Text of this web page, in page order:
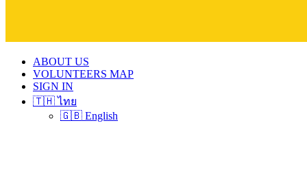
ABOUT US
VOLUNTEERS MAP
SIGN IN
🇹🇭 ไทย
🇬🇧 English